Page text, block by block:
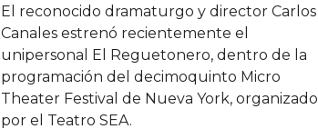
El reconocido dramaturgo y director Carlos
Canales estrenó recientemente el
unipersonal El Reguetonero, dentro de la
programación del decimoquinto Micro
Theater Festival de Nueva York, organizado
por el Teatro SEA.